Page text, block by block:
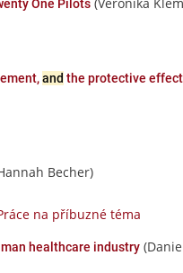
One Pilots
and the protective
Becher)
na příbuzné téma
healthcare industry